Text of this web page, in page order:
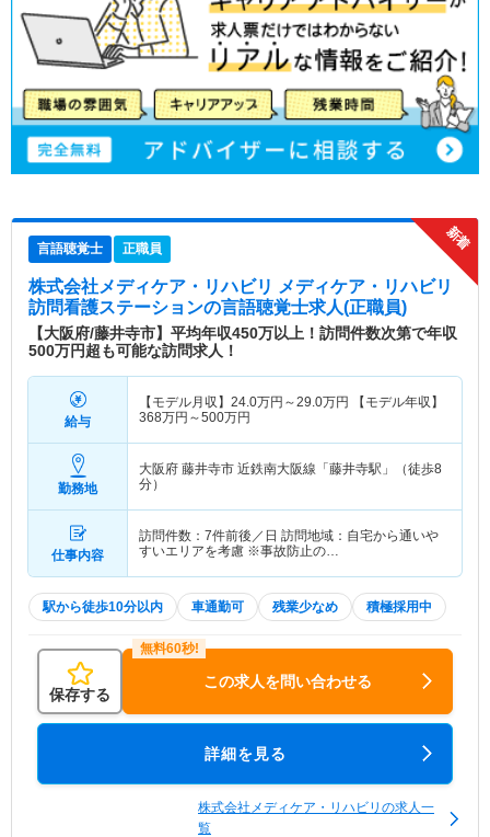
言語聴覚士 正職員
株式会社メディケア・リハビリ メディケア・リハビリ
訪問看護ステーションの言語聴覚士求人(正職員)
【大阪府/藤井寺市】平均年収450万以上！訪問件数次第で年収
500万円超も可能な訪問求人！
給与
【モデル月収】 24.0万円～29.0万円
【モデル年収】
368万円～500万円
勤務地
大阪府 藤井寺市 近鉄南大阪線「藤井寺駅」（徒歩8
分）
仕事内容
訪問件数：7件前後／日 訪問地域：自宅から通いや
すいエリアを考慮 ※事故防止の…
駅から徒歩10分以内 車通勤可 残業少なめ 積極採用中
保存する
この求人を問い合わせる
詳細を見る
株式会社メディケア・リハビリの求人一
覧